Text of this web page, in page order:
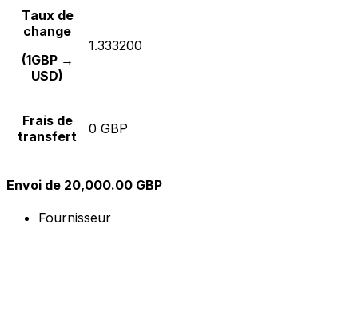
Taux de
change
(1GBP →
USD)
1.333200
Frais de
transfert
0 GBP
Envoi de 20,000.00 GBP
Fournisseur